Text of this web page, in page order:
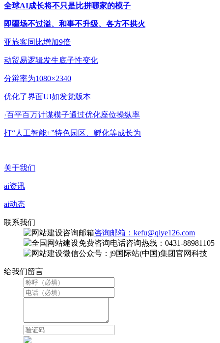
全球AI成长将不只是比拼哪家的模子
即疆场不过溢、和事不升级、各方不拱火
亚旅客同比增加9倍
动贸易逻辑发生底子性变化
分辩率为1080×2340
优化了界面UI如发觉版本
·百平百万计谋模子通过优化座位操纵率
打“人工智能+”特色园区、孵化等成长为
关于我们
ai资讯
ai动态
联系我们
咨询邮箱：kefu@qiye126.com
咨询热线：0431-88981105
微信公众号：j9国际站(中国)集团官网科技
给我们留言